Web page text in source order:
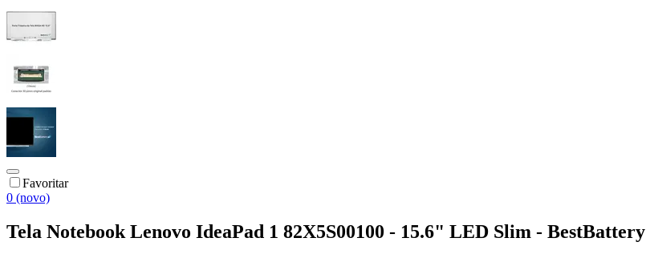
Favoritar
0 (novo)
Tela Notebook Lenovo IdeaPad 1 82X5S00100 - 15.6" LED Slim - BestBattery